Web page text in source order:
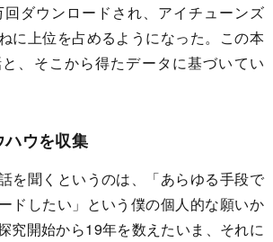
ダウンロードされ、アイチューンズ
に上位を占めるようになった。この本
、そこから得たデータに基づいてい
ウを収集
を聞くというのは、「あらゆる手段で
ドしたい」という僕の個人的な願いか
究開始から19年を数えたいま、それに